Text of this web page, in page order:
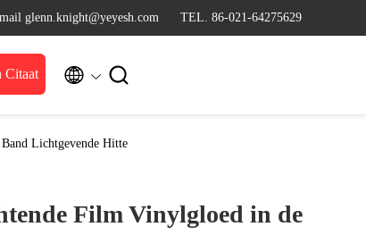
glenn.knight@yeyesh.com TEL. 86-021-64275629
Citaat  
Lichtgevende Hitte
Film Vinylgloed in de